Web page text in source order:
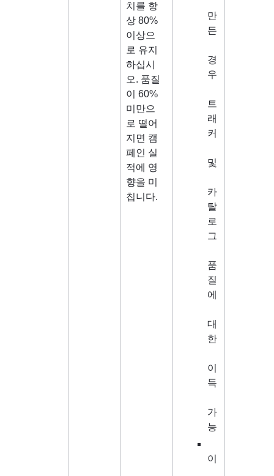
치를 항
상 80%
이상으
로 유지
하십시
오. 품질
이 60%
미만으
로 떨어
지면 캠
페인 실
적에 영
향을 미
칩니다.
만
든
경
우
트
래
커
및
카
탈
로
그
품
질
에
대
한
이
득
가
능
이